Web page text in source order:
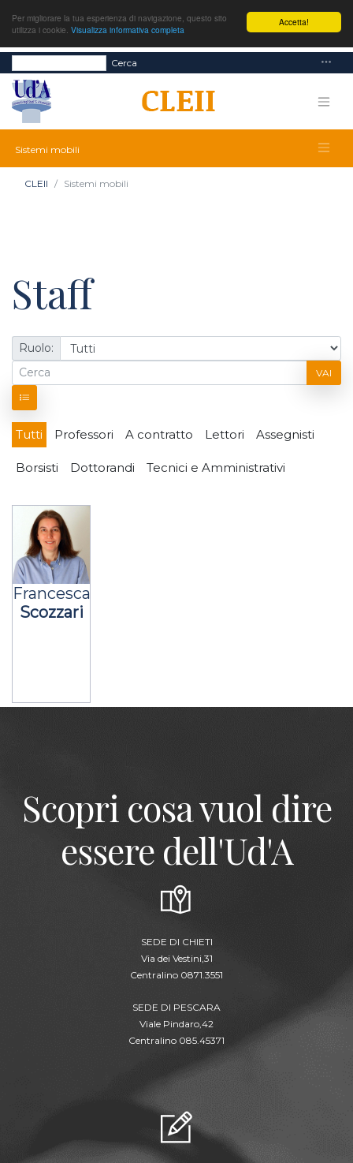
Accetta!
Per migliorare la tua esperienza di navigazione, questo sito
utilizza i cookie. Visualizza informativa completa
Cerca
Sistemi mobili
CLEII Sistemi mobili
Staff
Ruolo:
VAI
Tutti Professori A contratto Lettori Assegnisti
Borsisti Dottorandi Tecnici e Amministrativi
Francesca
Scozzari
Scopri cosa vuol dire
essere dell'Ud'A
SEDE DI CHIETI
Via dei Vestini,31
Centralino 0871.3551
SEDE DI PESCARA
Viale Pindaro,42
Centralino 085.45371